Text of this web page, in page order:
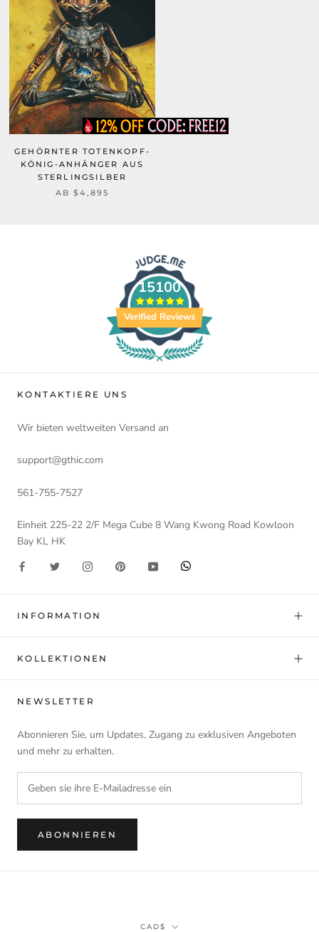
GEHÖRNTER TOTENKOPF-
KÖNIG-ANHÄNGER AUS
STERLINGSILBER
AB$4,895
15100
Verified Reviews
KONTAKTIERE UNS
Wir bieten weltweiten Versand an
support@gthic.com
561-755-7527
Einheit 225-22 2/F Mega Cube 8 Wang Kwong Road Kowloon
Bay KL HK
INFORMATION
KOLLEKTIONEN
NEWSLETTER
Abonnieren Sie, um Updates, Zugang zu exklusiven Angeboten
und mehr zu erhalten.
ABONNIEREN
Währung
CAD$